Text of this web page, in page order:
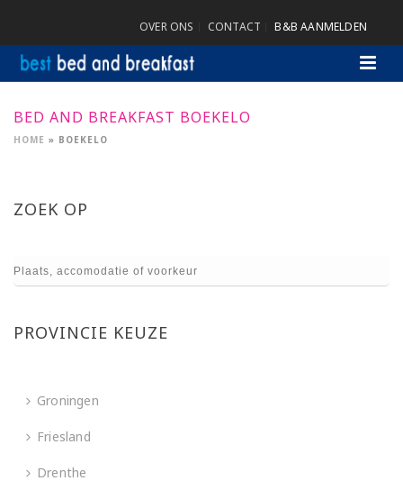
OVER ONS CONTACT B&B AANMELDEN
BED AND BREAKFAST BOEKELO
HOME » BOEKELO
ZOEK OP
PROVINCIE KEUZE
Groningen
Friesland
Drenthe